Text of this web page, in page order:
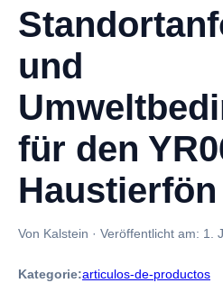
und
für den
Haustierfön
Von Kalstein · Veröffentlicht am: 1.
Kategorie:articulos-de-productos